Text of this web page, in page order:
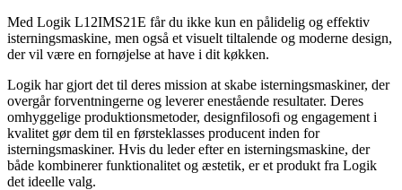
Med Logik L12IMS21E får du ikke kun en pålidelig og effektiv
isterningsmaskine, men også et visuelt tiltalende og moderne design,
der vil være en fornøjelse at have i dit køkken.
Logik har gjort det til deres mission at skabe isterningsmaskiner, der
overgår forventningerne og leverer enestående resultater. Deres
omhyggelige produktionsmetoder, designfilosofi og engagement i
kvalitet gør dem til en førsteklasses producent inden for
isterningsmaskiner. Hvis du leder efter en isterningsmaskine, der
både kombinerer funktionalitet og æstetik, er et produkt fra Logik
det ideelle valg.